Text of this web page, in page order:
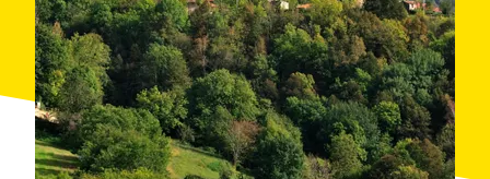
hoy un restaurante de prestigio, y de una quincena de
casas de payés dispersas. Es un paraíso para los
amantes de la naturaleza y la montaña, pues hay
enormes posibilidades para practicar senderismo y
BTT.